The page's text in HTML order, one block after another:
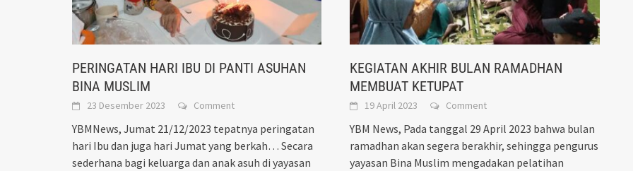
PERINGATAN HARI IBU DI PANTI ASUHAN
BINA MUSLIM
23 Desember 2023 Comment
YBMNews, Jumat 21/12/2023 tepatnya peringatan
hari Ibu dan juga hari Jumat yang berkah… Secara
sederhana bagi keluarga dan anak asuh di yayasan
KEGIATAN AKHIR BULAN RAMADHAN
MEMBUAT KETUPAT
19 April 2023 Comment
YBM News, Pada tanggal 29 April 2023 bahwa bulan
ramadhan akan segera berakhir, sehingga pengurus
yayasan Bina Muslim mengadakan pelatihan